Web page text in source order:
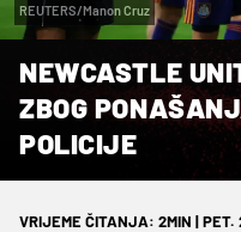
REUTERS/Manon Cruz
NEWCASTLE
ZBOG
POLICIJE
VRIJEME ČITANJA: 2MIN | PET.